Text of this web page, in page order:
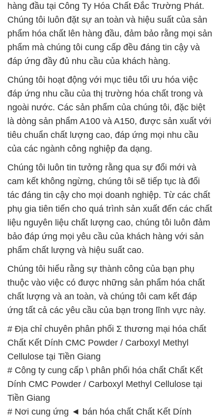
hàng đầu tại Công Ty Hóa Chất Đắc Trường Phát.
Chúng tôi luôn đặt sự an toàn và hiệu suất của sản
phẩm hóa chất lên hàng đầu, đảm bảo rằng mọi sản
phẩm mà chúng tôi cung cấp đều đáng tin cậy và
đáp ứng đầy đủ nhu cầu của khách hàng.
Chúng tôi hoạt động với mục tiêu tối ưu hóa việc
đáp ứng nhu cầu của thị trường hóa chất trong và
ngoài nước. Các sản phẩm của chúng tôi, đặc biệt
là dòng sản phẩm A100 và A150, được sản xuất với
tiêu chuẩn chất lượng cao, đáp ứng mọi nhu cầu
của các ngành công nghiệp đa dạng.
Chúng tôi luôn tin tưởng rằng qua sự đổi mới và
cam kết không ngừng, chúng tôi sẽ tiếp tục là đối
tác đáng tin cậy cho mọi doanh nghiệp. Từ các chất
phụ gia tiên tiến cho quá trình sản xuất đến các chất
liệu nguyên liệu chất lượng cao, chúng tôi luôn đảm
bảo đáp ứng mọi yêu cầu của khách hàng với sản
phẩm chất lượng và hiệu suất cao.
Chúng tôi hiểu rằng sự thành công của bạn phụ
thuộc vào việc có được những sản phẩm hóa chất
chất lượng và an toàn, và chúng tôi cam kết đáp
ứng tất cả các yêu cầu của bạn trong lĩnh vực này.
# Địa chỉ chuyên phân phối Σ thương mại hóa chất
Chất Kết Dính CMC Powder / Carboxyl Methyl
Cellulose tại Tiền Giang
# Công ty cung cấp \ phân phối hóa chất Chất Kết
Dính CMC Powder / Carboxyl Methyl Cellulose tại
Tiền Giang
# Nơi cung ứng ◄ bán hóa chất Chất Kết Dính